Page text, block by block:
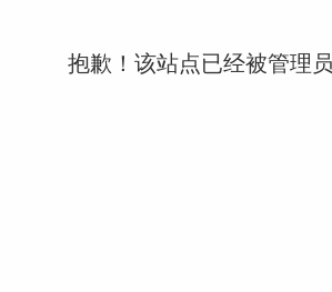
抱歉！该站点已经被管理